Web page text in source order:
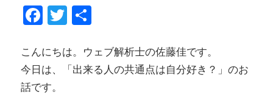
Facebook
Twitter
こんにちは。ウェブ解析士の佐藤佳です。
今日は、「出来る人の共通点は自分好き？」のお
話です。